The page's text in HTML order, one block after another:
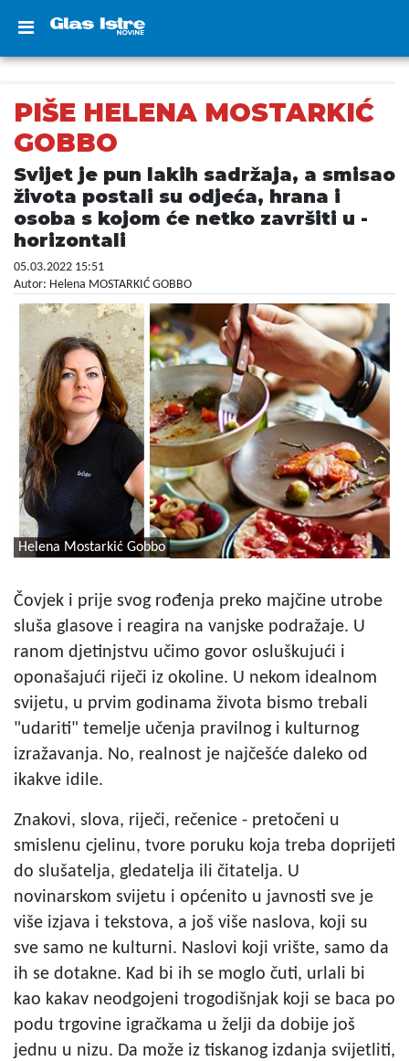
PIŠE HELENA MOSTARKIĆ
GOBBO
Svijet je pun lakih sadržaja, a smisao
života postali su odjeća, hrana i
osoba s kojom će netko završiti u -
horizontali
05.03.2022 15:51
Autor: Helena MOSTARKIĆ GOBBO
Helena Mostarkić Gobbo
Čovjek i prije svog rođenja preko majčine utrobe
sluša glasove i reagira na vanjske podražaje. U
ranom djetinjstvu učimo govor osluškujući i
oponašajući riječi iz okoline. U nekom idealnom
svijetu, u prvim godinama života bismo trebali
"udariti" temelje učenja pravilnog i kulturnog
izražavanja. No, realnost je najčešće daleko od
ikakve idile.
Znakovi, slova, riječi, rečenice - pretočeni u
smislenu cjelinu, tvore poruku koja treba doprijeti
do slušatelja, gledatelja ili čitatelja. U
novinarskom svijetu i općenito u javnosti sve je
više izjava i tekstova, a još više naslova, koji su
sve samo ne kulturni. Naslovi koji vrište, samo da
ih se dotakne. Kad bi ih se moglo čuti, urlali bi
kao kakav neodgojeni trogodišnjak koji se baca po
podu trgovine igračkama u želji da dobije još
jednu u nizu. Da može iz tiskanog izdanja svijetliti,